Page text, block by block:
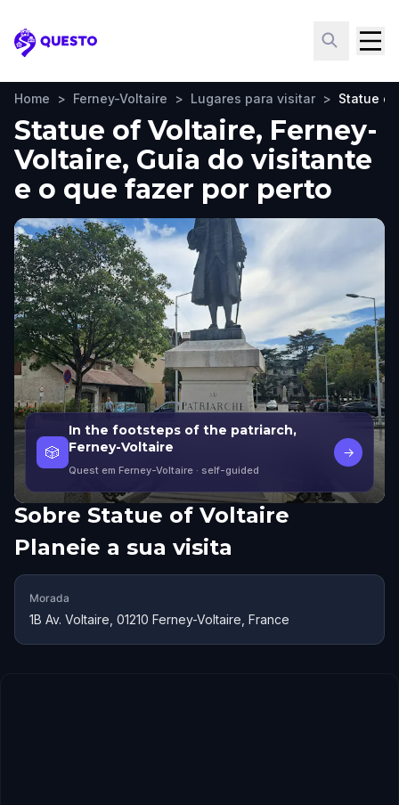
Questo
Home > Ferney-Voltaire > Lugares para visitar > Statue
Statue of Voltaire, Ferney-
Voltaire, Guia do visitante
e o que fazer por perto
🎲
In the footsteps of the patriarch,
Ferney-Voltaire
Quest em Ferney-Voltaire · self-guided
→
Sobre Statue of Voltaire
Planeie a sua visita
Morada
1B Av. Voltaire, 01210 Ferney-Voltaire, France